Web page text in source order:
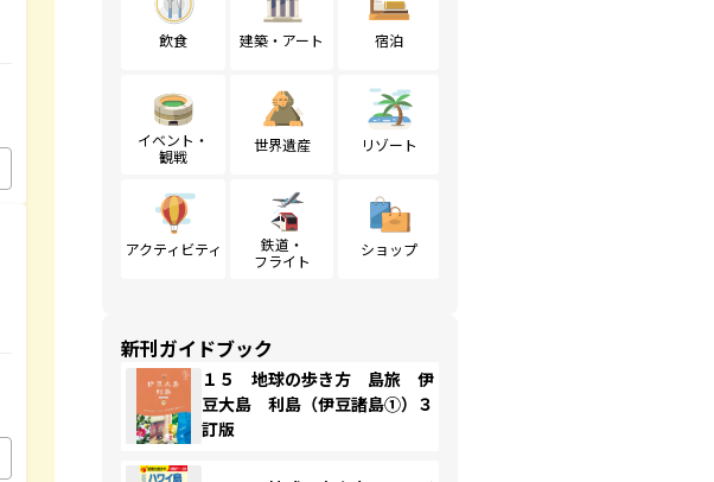
飲食 建築・アート 宿泊
イベント・
観戦
世界遺産 リゾート
アクティビティ
鉄道・
フライト
ショップ
新刊ガイドブック
１５ 地球の歩き方 島旅 伊
豆大島 利島（伊豆諸島①）３
訂版